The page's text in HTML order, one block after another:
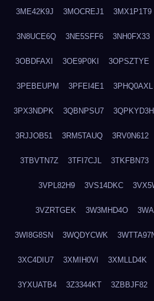
3ME42K9J 3MOCREJ1 3MX1P1T9
3N8UCE6Q 3NE5SFF6 3NH0FX33
3OBDFAXI 3OE9P0KI 3OPSZTYE
3PEBEUPM 3PFEI4E1 3PHQ0AXL
3PX3NDPK 3QBNPSU7 3QPKYD3H
3RJJOB51 3RM5TAUQ 3RV0N612
3TBVTN7Z 3TFI7CJL 3TKFBN73
3VPL82H9 3VS14DKC
3VZRTGEK 3W3MHD4O
3WI8G8SN 3WQDYCWK
3XC4DIU7 3XMIH0VI 3XMLLD4K
3YXUATB4 3Z3344KT 3ZBBJF82